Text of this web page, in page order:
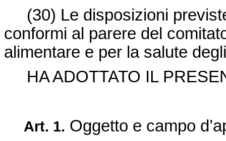
(30) Le disposizioni
conformi al parere del
alimentare e per la salute
HA ADOTTATO IL
Art. 1. Oggetto e campo